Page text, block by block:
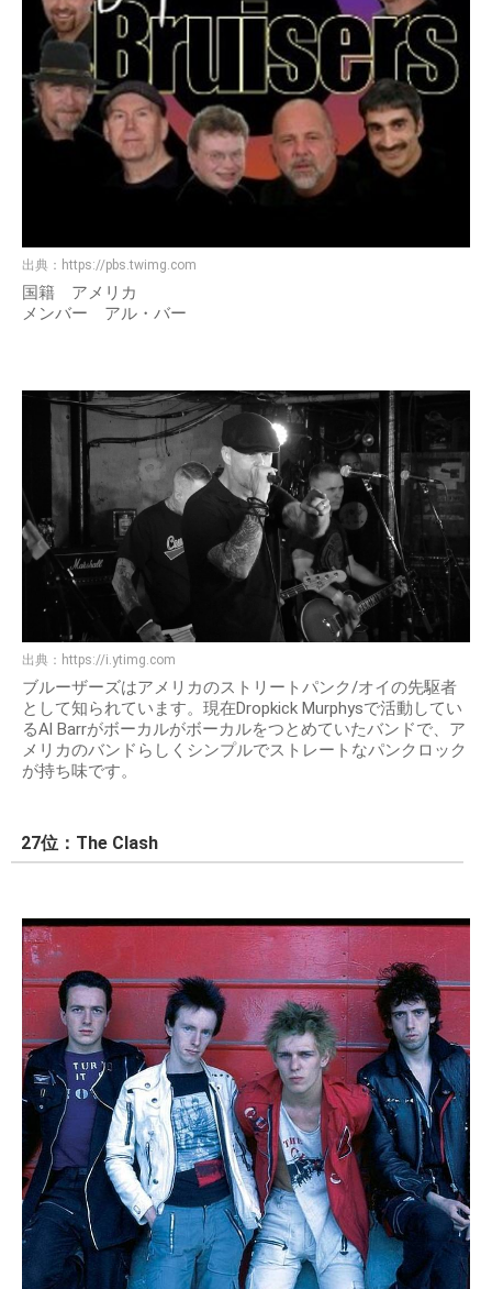
出典： https://pbs.twimg.com
国籍 アメリカ
メンバー アル・バー
出典： https://i.ytimg.com
ブルーザーズはアメリカのストリートパンク/オイの先駆者
として知られています。現在Dropkick Murphysで活動してい
るAl Barrがボーカルがボーカルをつとめていたバンドで、ア
メリカのバンドらしくシンプルでストレートなパンクロック
が持ち味です。
27位：The Clash